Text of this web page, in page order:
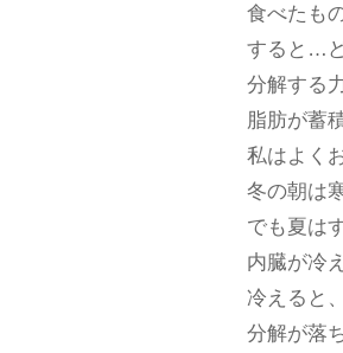
食べたも
すると…
分解する
脂肪が蓄
私はよく
冬の朝は
でも夏は
内臓が冷
冷えると
分解が落